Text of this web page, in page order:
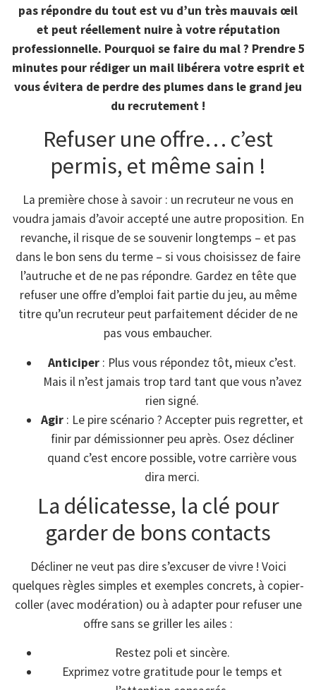
pas répondre du tout est vu d’un très mauvais œil
et peut réellement nuire à votre réputation
professionnelle. Pourquoi se faire du mal ? Prendre 5
minutes pour rédiger un mail libérera votre esprit et
vous évitera de perdre des plumes dans le grand jeu
du recrutement !
Refuser une offre… c’est
permis, et même sain !
La première chose à savoir : un recruteur ne vous en
voudra jamais d’avoir accepté une autre proposition. En
revanche, il risque de se souvenir longtemps – et pas
dans le bon sens du terme – si vous choisissez de faire
l’autruche et de ne pas répondre. Gardez en tête que
refuser une offre d’emploi fait partie du jeu, au même
titre qu’un recruteur peut parfaitement décider de ne
pas vous embaucher.
Anticiper : Plus vous répondez tôt, mieux c’est.
Mais il n’est jamais trop tard tant que vous n’avez
rien signé.
Agir : Le pire scénario ? Accepter puis regretter, et
finir par démissionner peu après. Osez décliner
quand c’est encore possible, votre carrière vous
dira merci.
La délicatesse, la clé pour
garder de bons contacts
Décliner ne veut pas dire s’excuser de vivre ! Voici
quelques règles simples et exemples concrets, à copier-
coller (avec modération) ou à adapter pour refuser une
offre sans se griller les ailes :
Restez poli et sincère.
Exprimez votre gratitude pour le temps et